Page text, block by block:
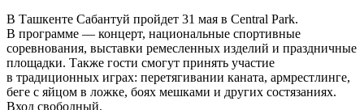
В Ташкенте Сабантуй пройдет 31 мая в Central Park.
В программе — концерт, национальные спортивные
соревнования, выставки ремесленных изделий и праздничные
площадки. Также гости смогут принять участие
в традиционных играх: перетягивании каната, армрестлинге,
беге с яйцом в ложке, боях мешками и других состязаниях.
Вход свободный.